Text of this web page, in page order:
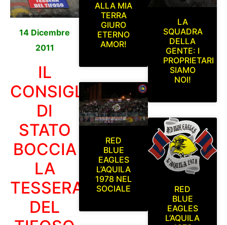
14 Dicembre
2011
IL
CONSIGLIO
DI
STATO
BOCCIA
LA
TESSERA
DEL
ALLA MIA
TERRA
GIURO
ETERNO
AMOR!
RED
BLUE
EAGLES
L’AQUILA
1978 NEL
SOCIALE
LA
SQUADRA
DELLA
GENTE: I
PROPRIETARI
SIAMO
NOI!
RED
BLUE
EAGLES
L’AQUILA